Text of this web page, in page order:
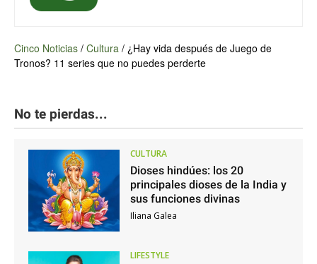
Cinco Noticias / Cultura / ¿Hay vida después de Juego de
Tronos? 11 series que no puedes perderte
No te pierdas...
CULTURA
Dioses hindúes: los 20
principales dioses de la India y
sus funciones divinas
Iliana Galea
LIFESTYLE